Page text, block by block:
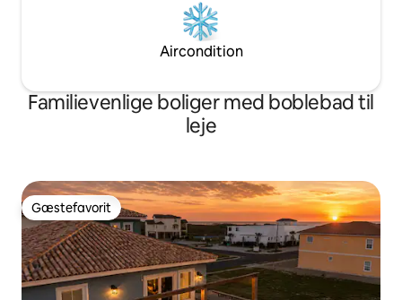
Aircondition
Familievenlige boliger med boblebad til
leje
Gæstefavorit
Gæstefavorit